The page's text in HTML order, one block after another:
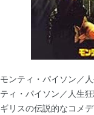
エリック・ザ・
出版社/メーカー:日
発売日:
2004/09/10
メディア: DVD
クリック: 10回
この商品を含むブ
ンティ・パイソン／
ティ・パイソン／人生
リスの伝説的なコメ